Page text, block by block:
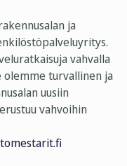
ja
vahvalla
turvallinen ja
uusiin
vahvoihin